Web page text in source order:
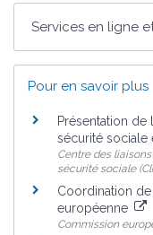
Services en ligne
Pour en savoir plus
Présentation
sécurité sociale
Centre des
sécurité sociale
Coordination
européenne
Commission